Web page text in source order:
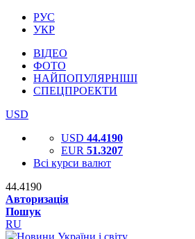
РУС
УКР
ВІДЕО
ФОТО
НАЙПОПУЛЯРНІШІ
СПЕЦПРОЕКТИ
USD
USD 44.4190
EUR 51.3207
Всі курси валют
44.4190
Авторизація
Пошук
RU